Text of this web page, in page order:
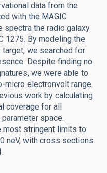
data from the
with the MAGIC
spectra the radio galaxy
1275. By modeling the
we searched for
Despite finding no
we were able to
micro electronvolt range.
work by calculating
coverage for all
space.
most stringent limits to
neV, with cross sections